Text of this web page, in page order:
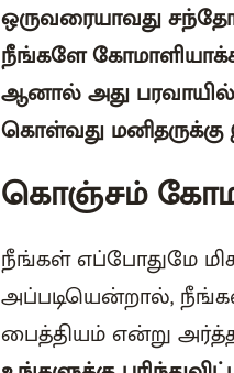
ஒருவரையாவது
நீங்களே
ஆனால் அது
கொள்வது
கொஞ்சம்
நீங்கள் எப்போதுமே
அப்படியென்றால்,
பைத்தியம் என்று